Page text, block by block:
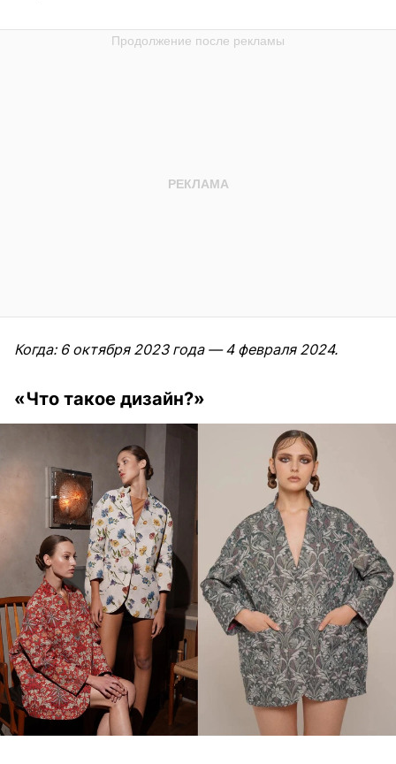
Когда: 6 октября 2023 года — 4 февраля 2024.
«Что такое дизайн?»